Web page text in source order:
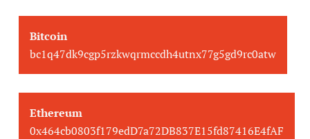
Bitcoin
bc1q47dk9cgp5rzkwqrmccdh4utnx77g5gd9rc0atw
Ethereum
0x464cb0803f179edD7a72DB837E15fd87416E4fAF